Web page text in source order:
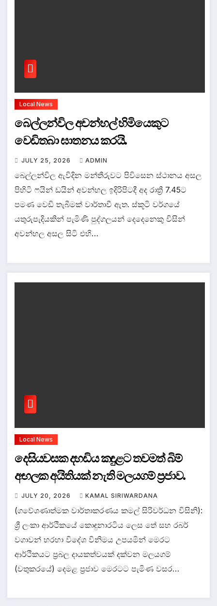
Local News
බෙල්ලන්විල අවන්හල් හිමියෙකුට
වෙඩිතබා ඝාතනය කරයි.
JULY 25, 2026 ADMIN
බෙල්ලන්විල ඇවිදින මන්තීරුවට පිවිසෙන ස්ථානය අසල
පිහිටි ෆයින් ඩයින් අවන්හල ඉදිරිපිටදී අද රාත්‍රී 7.45ට
පමණ වෙඩි තැබීමක් වාර්තාවී ඇත. ස්කූටි වර්ගයේ
යතුරුපැදියකින් පැමිණි පුද්ගලයන් දෙදෙනෙකු විසින්
අවන්හල අසල සිටි එහි…
Local News
දෙසියවසක දහඩිය කඳුළට තවමත් බිම්
අඟලක අයිතියක් නැති මලයගම් ප්‍රජාව.
JULY 20, 2026 KAMAL SIRIWARDANA
(ගවේශණාත්මක වාර්තාකරණය කමල් සිරිවර්ධන විසිනි):
ශ්‍රී ලංකා ආර්ථිකයේ කොඳුනාරටිය ලෙස තේ සහ රබර්
වගාවන් හරහා විදේශ විනිමය උපයමින් මෙරට
ආර්ථිකයට ප්‍රබල දායකත්වයක් දක්වන මලයගම්
(වතුකරයේ) දෙමළ ප්‍රජාව මෙරටට පැමිණ වසර…